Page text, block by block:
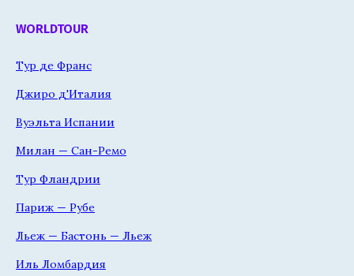
WORLDTOUR
Тур де Франс
Джиро д'Италия
Вуэльта Испании
Милан — Сан-Ремо
Тур Фландрии
Париж — Рубе
Льеж — Бастонь — Льеж
Иль Ломбардия